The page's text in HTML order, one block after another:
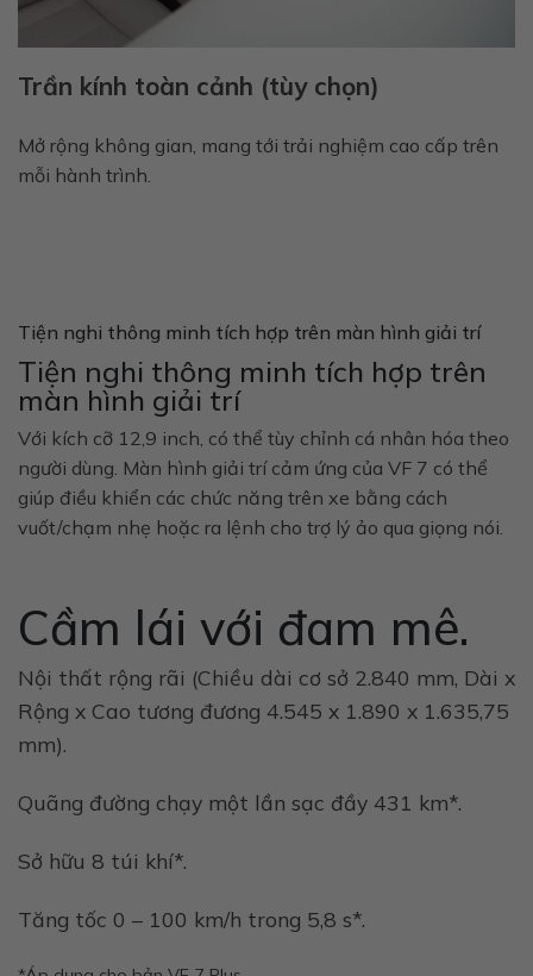
Trần kính toàn cảnh (tùy chọn)
Mở rộng không gian, mang tới trải nghiệm cao cấp trên
mỗi hành trình.
Tiện nghi thông minh tích hợp trên màn hình giải trí
Tiện nghi thông minh tích hợp trên
màn hình giải trí
Với kích cỡ 12,9 inch, có thể tùy chỉnh cá nhân hóa theo
người dùng. Màn hình giải trí cảm ứng của VF 7 có thể
giúp điều khiển các chức năng trên xe bằng cách
vuốt/chạm nhẹ hoặc ra lệnh cho trợ lý ảo qua giọng nói.
Cầm lái với đam mê.
Nội thất rộng rãi (Chiều dài cơ sở 2.840 mm, Dài x
Rộng x Cao tương đương 4.545 x 1.890 x 1.635,75
mm).
Quãng đường chạy một lần sạc đầy 431 km*.
Sở hữu 8 túi khí*.
Tăng tốc 0 – 100 km/h trong 5,8 s*.